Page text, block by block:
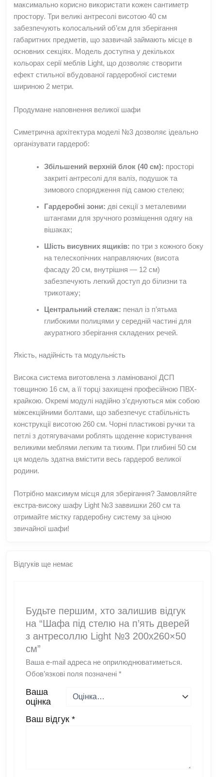
максимально корисно використати кожен сантиметр
простору. Три великі антресолі висотою 40 см
забезпечують колосальний об’єм для зберігання
габаритних предметів, що зазвичай займають місце в
основних секціях. Модель доступна у декількох
кольорах серії меблів Light, що дозволяє створити
ефект стильної вбудованої гардеробної системи
шириною 2 метри.
Продумане наповнення великої шафи
Симетрична архітектура моделі №3 дозволяє ідеально
організувати гардероб:
Збільшений верхній блок (40 см): просторі
закриті антресолі для валіз, подушок та
зимового спорядження під самою стелею;
Гардеробні зони: дві секції з металевими
штангами для зручного розміщення одягу на
вішаках;
Шість висувних ящиків: по три з кожного боку
на телескопічних направляючих (висота
фасаду 20 см, внутрішня — 12 см)
забезпечують легкий доступ до білизни та
трикотажу;
Центральний стелаж: пенал із п’ятьма
глибокими полицями у середній частині для
акуратного зберігання складених речей.
Якість, надійність та модульність
Висока система виготовлена з ламінованої ДСП
товщиною 16 см, а її торці захищені професійною ПВХ-
крайкою. Окремі модулі надійно з’єднуються між собою
міжсекційними болтами, що забезпечує стабільність
конструкції висотою 260 см. Чорні пластикові ручки та
петлі з дотягувачами роблять щоденне користування
великими меблями легким та тихим. При глибині 50 см
ця модель здатна вмістити весь гардероб великої
родини.
Потрібно максимум місця для зберігання? Замовляйте
екстра-високу шафу Light №3 заввишки 260 см та
отримайте містку гардеробну систему за ціною
звичайної шафи!
Відгуків ще немає
Будьте першим, хто залишив відгук
на “Шафа під стелю на п’ять дверей
з антресоллю Light №3 200х260×50
см”
Ваша e-mail адреса не оприлюднюватиметься.
Обов’язкові поля позначені *
Ваша
оцінка
Ваш відгук *